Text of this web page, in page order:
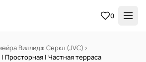
0
Виллидж Серкл (JVC) ›
Просторная | Частная терраса